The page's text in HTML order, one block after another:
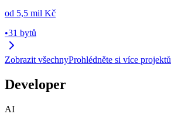
od 5,5 mil Kč
•31 bytů
Zobrazit všechnyProhlédněte si více projektů
Developer
AI